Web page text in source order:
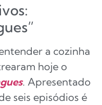
a cozinha
hoje o
. Apresentado
seis episódios é